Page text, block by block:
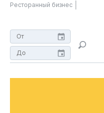
Ресторанный бизнес